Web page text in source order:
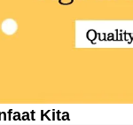
Kita